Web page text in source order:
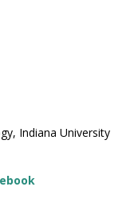
Indiana University